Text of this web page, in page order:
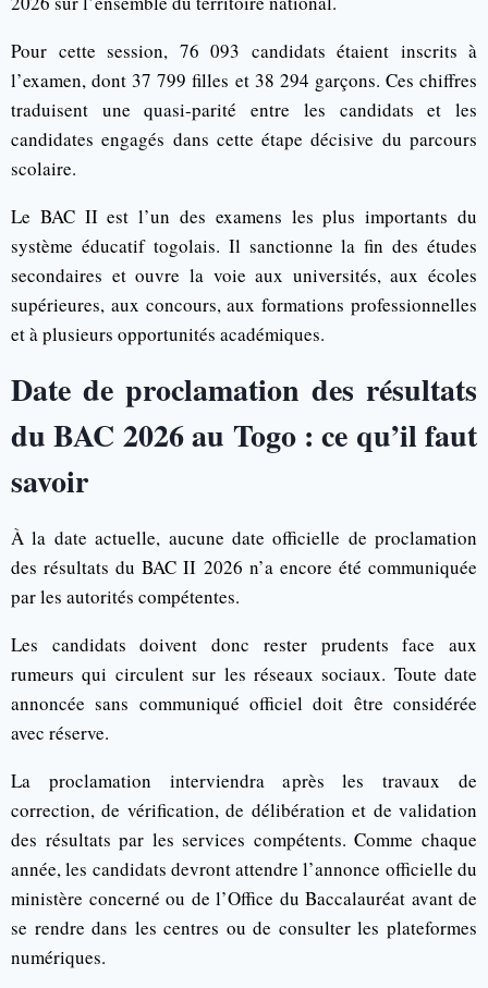
Pour cette session, 76 093 candidats étaient inscrits à
l’examen, dont 37 799 filles et 38 294 garçons. Ces chiffres
traduisent une quasi-parité entre les candidats et les
candidates engagés dans cette étape décisive du parcours
scolaire.
Le BAC II est l’un des examens les plus importants du
système éducatif togolais. Il sanctionne la fin des études
secondaires et ouvre la voie aux universités, aux écoles
supérieures, aux concours, aux formations professionnelles
et à plusieurs opportunités académiques.
Date de proclamation des résultats
du BAC 2026 au Togo : ce qu’il faut
savoir
À la date actuelle, aucune date officielle de proclamation
des résultats du BAC II 2026 n’a encore été communiquée
par les autorités compétentes.
Les candidats doivent donc rester prudents face aux
rumeurs qui circulent sur les réseaux sociaux. Toute date
annoncée sans communiqué officiel doit être considérée
avec réserve.
La proclamation interviendra après les travaux de
correction, de vérification, de délibération et de validation
des résultats par les services compétents. Comme chaque
année, les candidats devront attendre l’annonce officielle du
ministère concerné ou de l’Office du Baccalauréat avant de
se rendre dans les centres ou de consulter les plateformes
numériques.